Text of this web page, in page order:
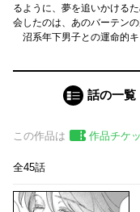
るように、夢を追いかける
会したのは、あのバーテン
沼系年下男子との運命的
話の一覧
この作品は 作品チケ
全45話